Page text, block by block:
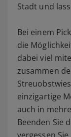
Stadt und
Bei einem
die
dabei viel
zusammen
einzigartige
auch in
Beenden Sie